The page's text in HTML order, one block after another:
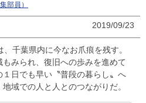
部員）
2019/09/23
千葉県内に今なお爪痕を残す。
みられ、復旧への歩みを進めて
日でも早い〝普段の暮らし〟へ
域での人と人とのつながりだ。